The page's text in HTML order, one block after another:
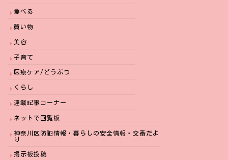
食べる
買い物
美容
子育て
医療ケア/どうぶつ
くらし
連載記事コーナー
ネットで回覧板
神奈川区防犯情報・暮らしの安全情報・交番だよ
り
掲示板投稿